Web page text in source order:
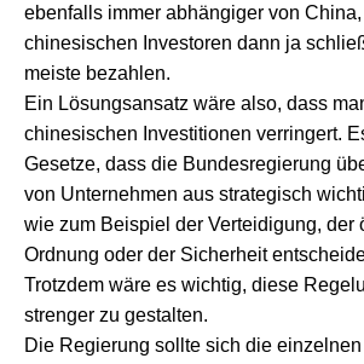
ebenfalls immer abhängiger von
chinesischen Investoren dann ja
meiste bezahlen.
Ein Lösungsansatz wäre also, dass
chinesischen Investitionen verringert.
Gesetze, dass die Bundesregierung
von Unternehmen aus strategisch
wie zum Beispiel der Verteidigung, der
Ordnung oder der Sicherheit
Trotzdem wäre es wichtig, diese
strenger zu gestalten.
Die Regierung sollte sich die